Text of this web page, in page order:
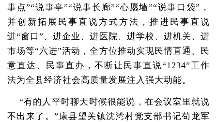
事点”“说事亭”“说事长廊”“心愿墙”“说事口袋”，
并创新拓展民事直说方式方法，推进民事直说
进“窗口”、进企业、进医院、进学校、进机关、进
市场等“六进”活动，全方位推动实现民情直通、民
意直达、民事直办，不断让民事直说“1234”工作
法为全县经济社会高质量发展注入强大动能。
“有的人平时聊天时候很能说，在会议室里就说
不出来了。”康县望关镇沈湾村党支部书记苟龙军